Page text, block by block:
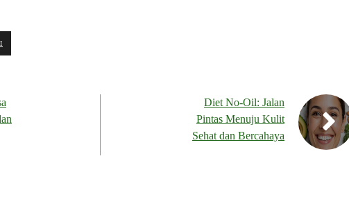
Diet No-Oil: Jalan
Pintas Menuju Kulit
Sehat dan Bercahaya